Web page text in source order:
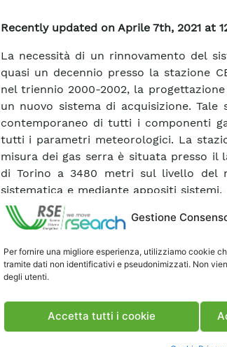
Gestione
Per fornire una migliore esperienza, utilizziamo cookie
tramite dati non identificativi e pseudonimizzati. Non
degli utenti.
Accetta tutti i cookie
Recently updated on Aprile 7th, 2021 at
La necessità di un rinnovamento del
quasi un decennio presso la stazione
nel triennio 2000-2002, la
un nuovo sistema di acquisizione.
contemporaneo di tutti i componenti
tutti i parametri meteorologici. La
misura dei gas serra è situata presso il
di Torino a 3480 metri sul livello del
sistematica e mediante appositi
in continuo per la determinazione
carbonica (CO 2 ), metano (CH 4 ),
misure relative ai parametri N 2 O,
qualità dell’aria SO 2 , NO x , O 3 .
che continua a funzionare da archivio
di test. E’ inoltre in fase di